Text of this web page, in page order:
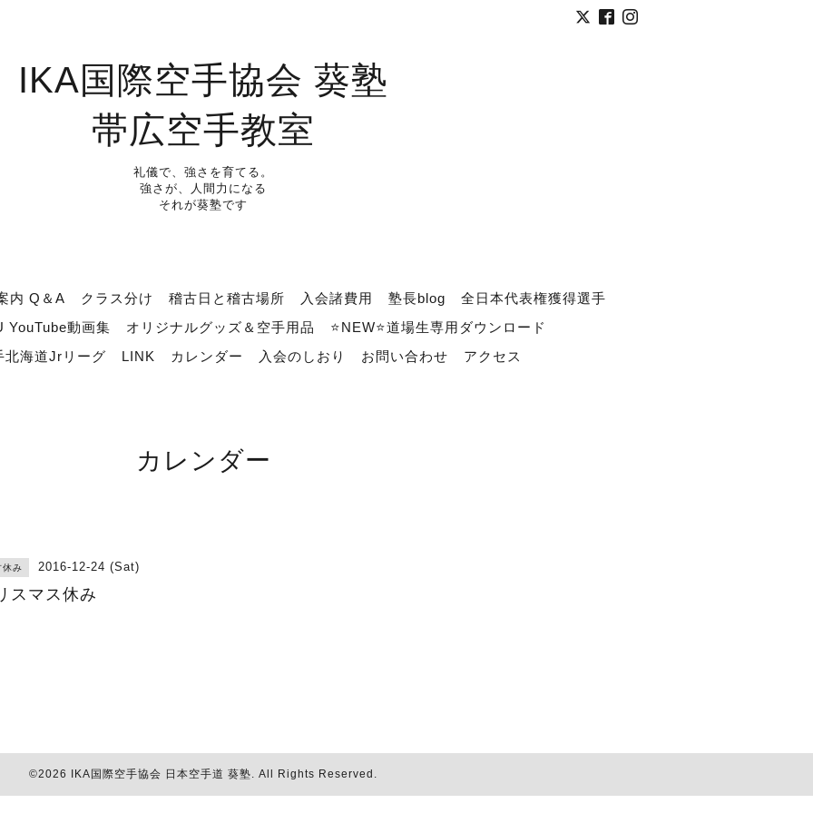
IKA国際空手協会 葵塾
帯広空手教室
礼儀で、強さを育てる。
強さが、人間力になる
それが葵塾です
内 Q＆A クラス分け 稽古日と稽古場所 入会諸費用 塾長blog
全日本代表権獲得選手
YouTube動画集
オリジナルグッズ＆空手用品
⭐NEW⭐道場生専用ダウンロード
北海道Jrリーグ
LINK カレンダー 入会のしおり お問い合わせ アクセス
カレンダー
休み 2016-12-24 (Sat)
スマス休み
©2026 IKA国際空手協会 日本空手道 葵塾. All Rights Reserved.